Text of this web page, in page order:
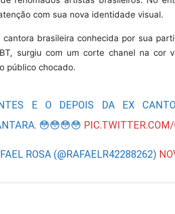
com sua nova identidade visual.
cantora brasileira conhecida por sua
surgiu com um corte chanel na cor
público chocado.
E O DEPOIS DA EX
😳😳😳😳
ROSA (@RAFAELR42288262)